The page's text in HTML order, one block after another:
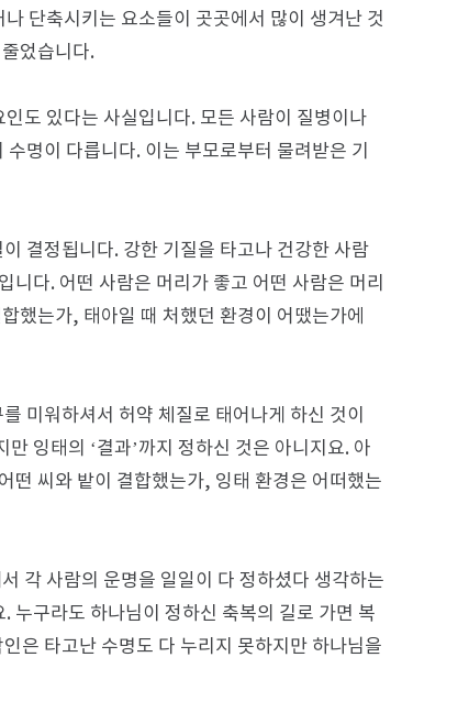
단축시키는 요소들이 곳곳에서 많이 생겨난 것
었습니다.
도 있다는 사실입니다. 모든 사람이 질병이나
명이 다릅니다. 이는 부모로부터 물려받은 기
결정됩니다. 강한 기질을 타고나 건강한 사람
다. 어떤 사람은 머리가 좋고 어떤 사람은 머리
했는가, 태아일 때 처했던 환경이 어땠는가에
미워하셔서 허약 체질로 태어나게 하신 것이
잉태의 ‘결과’까지 정하신 것은 아니지요. 아
떤 씨와 밭이 결합했는가, 잉태 환경은 어떠했는
각 사람의 운명을 일일이 다 정하셨다 생각하는
누구라도 하나님이 정하신 축복의 길로 가면 복
은 타고난 수명도 다 누리지 못하지만 하나님을